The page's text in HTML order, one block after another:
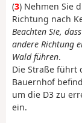
(3) Nehmen Sie
Richtung nach
Beachten Sie,
andere Richtung
Wald führen.
Die Straße führt
Bauernhof
um die D3 zu
ein.